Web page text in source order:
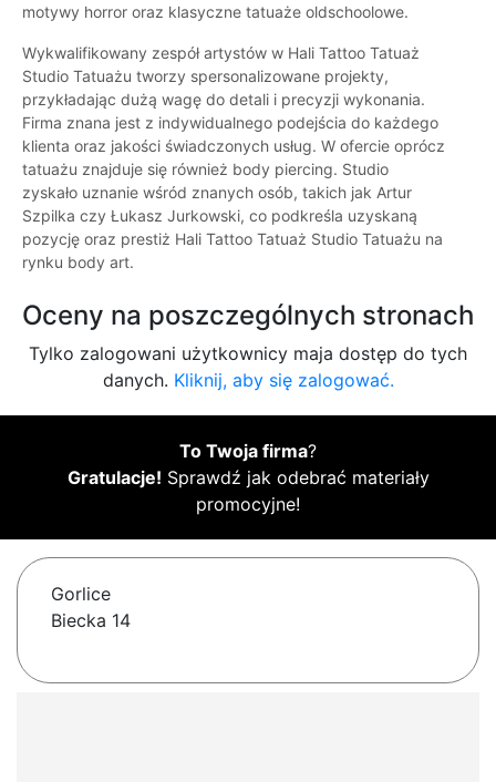
motywy horror oraz klasyczne tatuaże oldschoolowe.
Wykwalifikowany zespół artystów w Hali Tattoo Tatuaż
Studio Tatuażu tworzy spersonalizowane projekty,
przykładając dużą wagę do detali i precyzji wykonania.
Firma znana jest z indywidualnego podejścia do każdego
klienta oraz jakości świadczonych usług. W ofercie oprócz
tatuażu znajduje się również body piercing. Studio
zyskało uznanie wśród znanych osób, takich jak Artur
Szpilka czy Łukasz Jurkowski, co podkreśla uzyskaną
pozycję oraz prestiż Hali Tattoo Tatuaż Studio Tatuażu na
rynku body art.
Oceny na poszczególnych stronach
Tylko zalogowani użytkownicy maja dostęp do tych
danych. Kliknij, aby się zalogować.
To Twoja firma?
Gratulacje! Sprawdź jak odebrać materiały
promocyjne!
Gorlice
Biecka 14